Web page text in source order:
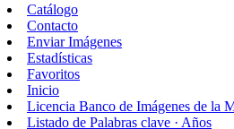
Catálogo
Contacto
Enviar Imágenes
Estadísticas
Favoritos
Inicio
Licencia Banco de Imágenes de la
Listado de Palabras clave · Años